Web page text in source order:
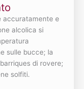
accuratamente e
alcolica si
sulle bucce; la
di rovere;
solfiti.